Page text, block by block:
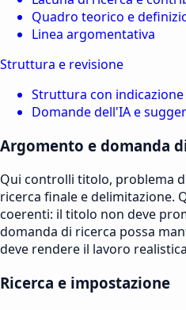
Quadro teorico e
Linea argomentativa
Struttura e revisione
Struttura con
Domande dell'IA e
Argomento e domanda
Qui controlli titolo, problema
ricerca finale e delimitazione.
coerenti: il titolo non deve
domanda di ricerca possa
deve rendere il lavoro
Ricerca e impostazione